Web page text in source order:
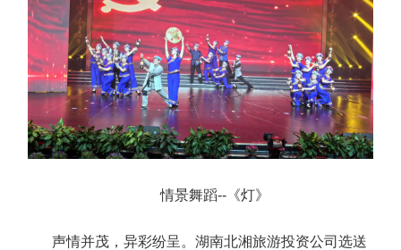
情景舞蹈--《灯》
声情并茂，异彩纷呈。湖南北湘旅游投资公司选送